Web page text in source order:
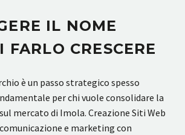
IL NOME
FARLO CRESCERE
è un passo strategico spesso
per chi vuole consolidare la
mercato di Imola. Creazione Siti Web
e marketing con